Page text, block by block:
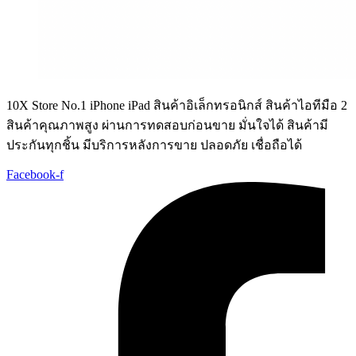
10X Store No.1 iPhone iPad สินค้าอิเล็กทรอนิกส์ สินค้าไอทีมือ 2
สินค้าคุณภาพสูง ผ่านการทดสอบก่อนขาย มั่นใจได้ สินค้ามี
ประกันทุกชิ้น มีบริการหลังการขาย ปลอดภัย เชื่อถือได้
Facebook-f